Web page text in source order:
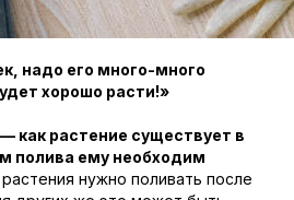
надо его много-много
хорошо расти!»
как растение существует в
полива ему необходим
нужно поливать после